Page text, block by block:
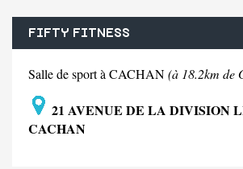
FIFTY FITNESS
Salle de sport à CACHAN(à 18.2km de
21 AVENUE DE LA DIVISION
CACHAN